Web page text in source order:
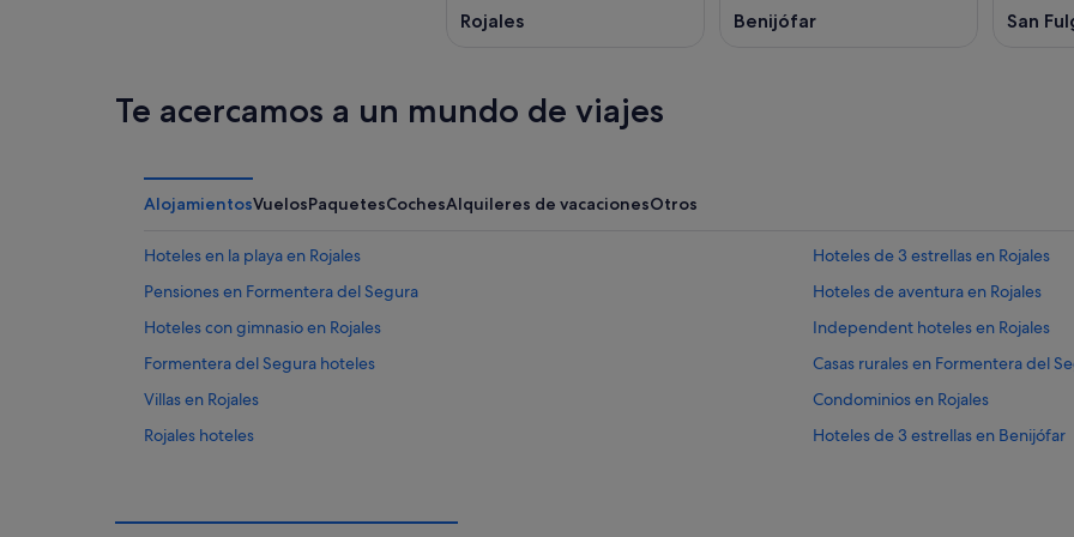
Rojales Benijófar San
Te acercamos a un mundo de viajes
AlojamientosVuelosPaquetesCochesAlquileres de vacacionesOtros
Hoteles en la playa en Rojales
Hoteles de 3 estrellas en Rojales
Pensiones en Formentera del Segura
Hoteles de aventura en Rojales
Hoteles con gimnasio en Rojales
Independent hoteles en Rojales
Formentera del Segura hoteles
Casas rurales en Formentera del
Villas en Rojales
Condominios en Rojales
Rojales hoteles
Hoteles de 3 estrellas en Benijófar